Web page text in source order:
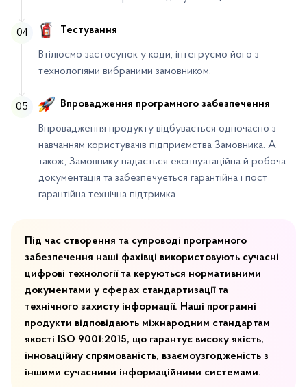
04 Тестування
Втілюємо застосунок у коди, інтегруємо його з
технологіями вибраними замовником.
05 Впровадження програмного забезпечення
Впровадження продукту відбувається одночасно з
навчанням користувачів підприємства Замовника. А
також, Замовнику надається експлуатаційна й робоча
документація та забезпечується гарантійна і пост
гарантійна технічна підтримка.
Під час створення та супроводі програмного
забезпечення наші фахівці використовують сучасні
цифрові технології та керуються нормативними
документами у сферах стандартизації та
технічного захисту інформації. Наші програмні
продукти відповідають міжнародним стандартам
якості ISO 9001:2015, що гарантує високу якість,
інноваційну спрямованість, взаємоузгодженість з
іншими сучасними інформаційними системами.